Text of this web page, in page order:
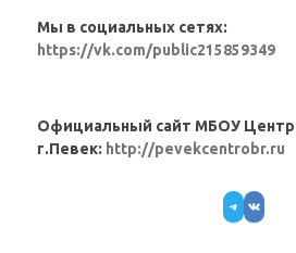
Мы в социальных сетях:
https://vk.com/public215859349
Официальный сайт МБОУ Центр
г.Певек: http://pevekcentrobr.ru
Telegram
VK